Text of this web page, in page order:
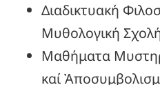
Διαδικτυακή
Μυθολογική
Μαθήματα
καί